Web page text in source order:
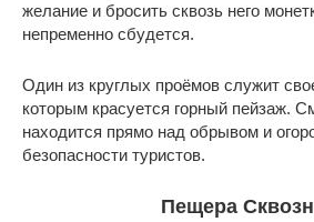
желание и бросить сквозь него
непременно сбудется.
Один из круглых проёмов служит
которым красуется горный пейзаж.
находится прямо над обрывом и
безопасности туристов.
Пещера